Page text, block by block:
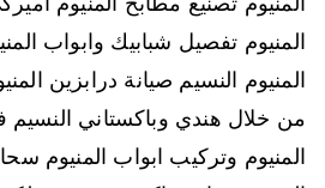
المنيوم تفصيل شبابيك وابواب
المنيوم النسيم صيانة درابزين
من خلال هندي وباكستاني
المنيوم وتركيب ابواب المنيوم